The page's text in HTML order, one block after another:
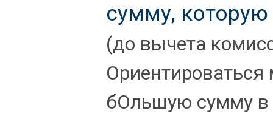
сумму,
(до вычета
бОльшую сумму в